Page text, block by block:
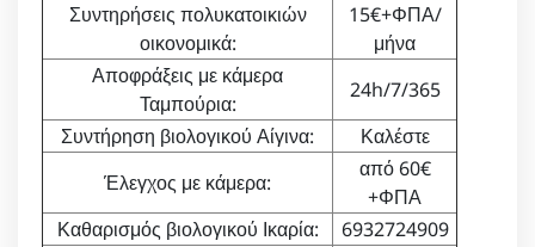
Συντηρήσεις πολυκατοικιών
οικονομικά:
15€+ΦΠΑ/
μήνα
Αποφράξεις με κάμερα
Ταμπούρια:
24h/7/365
Συντήρηση βιολογικού Αίγινα:
Καλέστε
Έλεγχος με κάμερα:
από 60€
+ΦΠΑ
Καθαρισμός βιολογικού Ικαρία:
6932724909